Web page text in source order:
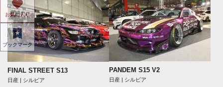
FINAL STREET S13
日産 | シルビア
PANDEM S15 V2
日産 | シルビア
お気に入り
ブックマーク